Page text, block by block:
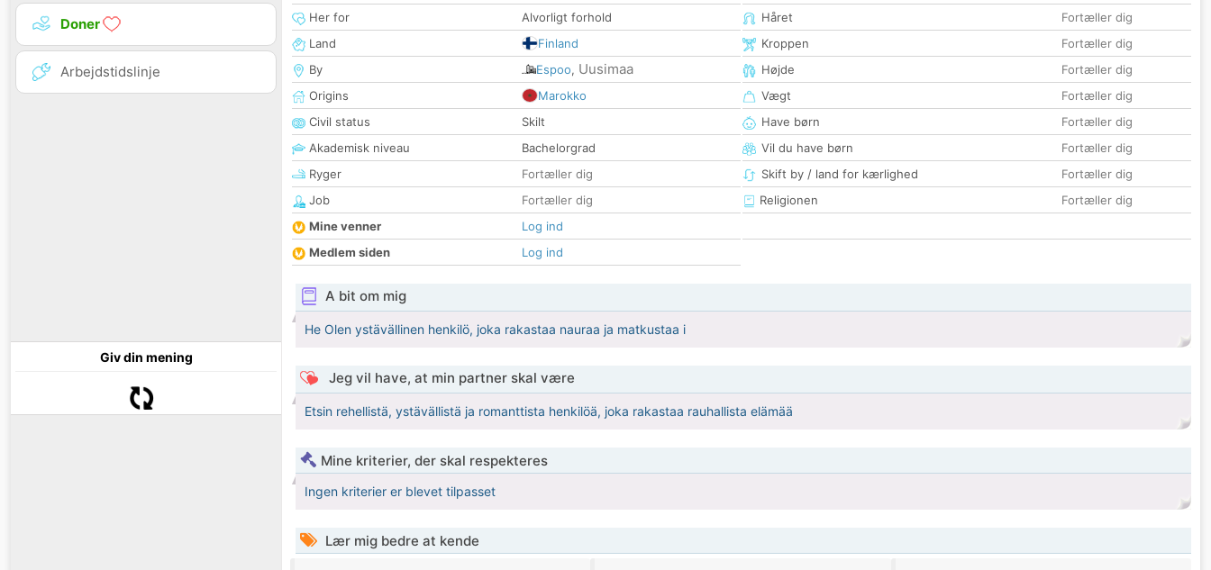
Doner
Arbejdstidslinje
Giv din mening
Her for
Alvorligt forhold
Land
Finland
By
Espoo, Uusimaa
Origins
Marokko
Civil status
Skilt
Akademisk niveau
Bachelorgrad
Ryger
Fortæller dig
Job
Fortæller dig
Mine venner
Log ind
Medlem siden
Log ind
Håret
Fortæller dig
Kroppen
Fortæller dig
Højde
Fortæller dig
Vægt
Fortæller dig
Have børn
Fortæller dig
Vil du have børn
Fortæller dig
Skift by / land for kærlighed
Fortæller dig
Religionen
Fortæller dig
A bit om mig
He Olen ystävällinen henkilö, joka rakastaa nauraa ja matkustaa i
Jeg vil have, at min partner skal være
Etsin rehellistä, ystävällistä ja romanttista henkilöä, joka rakastaa rauhallista elämää
Mine kriterier, der skal respekteres
Ingen kriterier er blevet tilpasset
Lær mig bedre at kende